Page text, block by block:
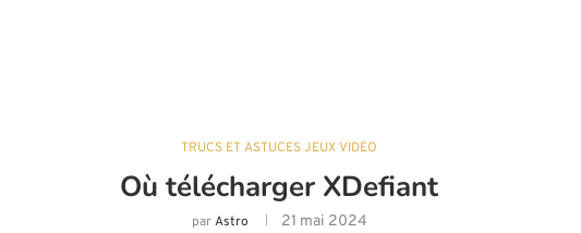
TRUCS ET ASTUCES JEUX VIDÉO
Où télécharger XDefiant
parAstro 21 mai 2024